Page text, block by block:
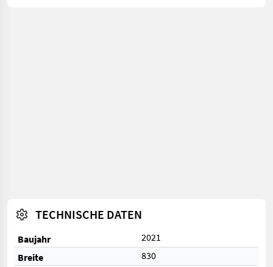
TECHNISCHE DATEN
Baujahr
2021
Breite
830